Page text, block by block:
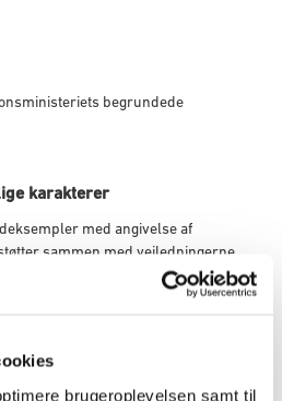
brugeroplevelsen samt til
begrundede
karakterer
med angivelse af
sammen med vejledningerne
finder du også på SIRIs